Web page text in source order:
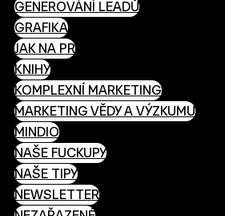
GENEROVÁNÍ LEADŮ
GRAFIKA
JAK NA PR
KNIHY
KOMPLEXNÍ MARKETING
MARKETING VĚDY A VÝZKUMU
MINDIO
NAŠE FUCKUPY
NAŠE TIPY
NEWSLETTER